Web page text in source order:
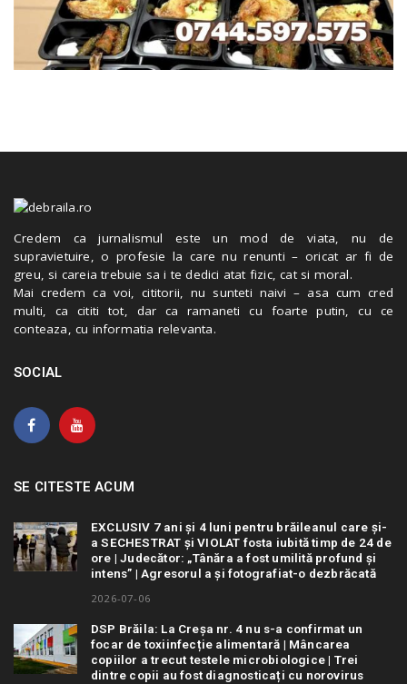
Credem ca jurnalismul este un mod de viata, nu de
supravietuire, o profesie la care nu renunti – oricat ar fi de
greu, si careia trebuie sa i te dedici atat fizic, cat si moral.
Mai credem ca voi, cititorii, nu sunteti naivi – asa cum cred
multi, ca cititi tot, dar ca ramaneti cu foarte putin, cu ce
conteaza, cu informatia relevanta.
SOCIAL
SE CITESTE ACUM
EXCLUSIV 7 ani și 4 luni pentru brăileanul care și-
a SECHESTRAT și VIOLAT fosta iubită timp de 24 de
ore | Judecător: „Tânăra a fost umilită profund și
intens” | Agresorul a și fotografiat-o dezbrăcată
2026-07-06
DSP Brăila: La Creșa nr. 4 nu s-a confirmat un
focar de toxiinfecție alimentară | Mâncarea
copiilor a trecut testele microbiologice | Trei
dintre copii au fost diagnosticați cu norovirus